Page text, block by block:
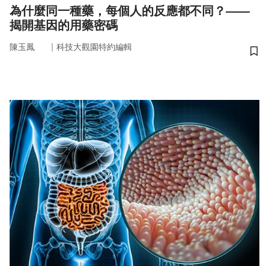
為什麼同一種藥，每個人的反應都不同？——
揭開基因的用藥密碼
陳玉鳳 ｜ 科技大觀園特約編輯
儲